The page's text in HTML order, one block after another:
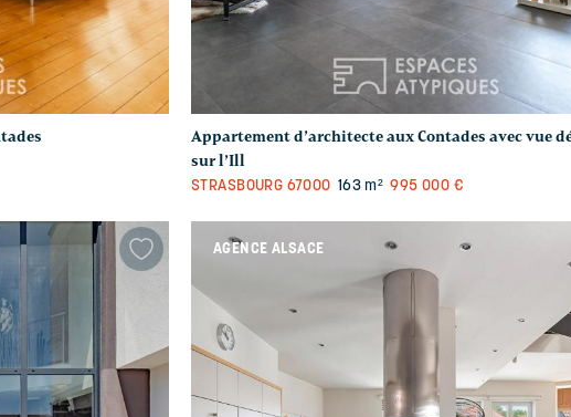
Appartement d’architecte aux Contades avec vue
sur l’Ill
STRASBOURG 67000 163 m² 995 000 €
AGENCE ALSACE